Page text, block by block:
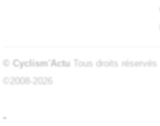
© Cyclism'Actu Tous droits réservés
©2008-2026
-